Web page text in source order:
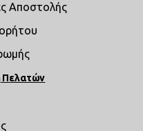
Αποστολής
Πελατών